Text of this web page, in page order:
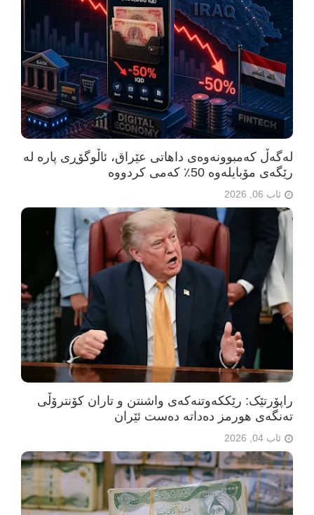
لەگەڵ کەمبوونەوەی داهاتی عێراق، ئاڵوگۆڕی پارە لە
رێگەی مۆبایلەوە 50٪ کەمی کردووە
ئاب 06, 2026
راپۆرتێک: رێککەوتنەکەی واشنتن و تاران کۆنترۆڵی
تەنگەی هورمز دەداتە دەست ئێران
ئاب 04, 2026